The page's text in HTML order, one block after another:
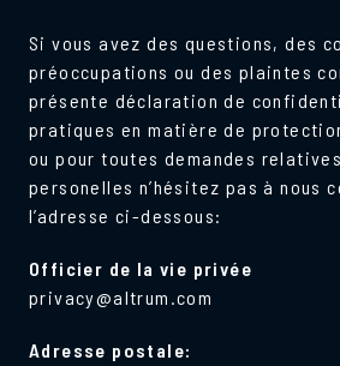
Si vous avez des questions, des
préoccupations ou des plaintes
présente déclaration de
pratiques en matière de
ou pour toutes demandes
personelles n’hésitez pas à nous
l’adresse ci-dessous:
Officier de la vie privée
privacy@altrum.com
Adresse postale: